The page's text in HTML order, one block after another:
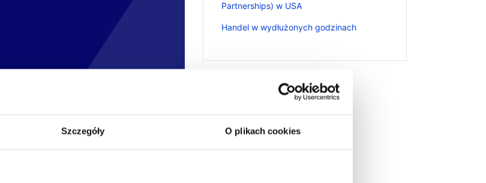
Szczegóły O plikach cookies
Partnerships) w USA
Handel w wydłużonych godzinach